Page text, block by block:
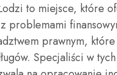
to miejsce, które
problemami
prawnym,
Specjaliści w